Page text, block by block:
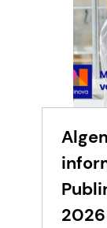
2026